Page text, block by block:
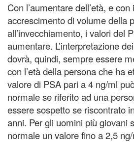
Con l’aumentare dell’età, e
accrescimento di volume della
all’invecchiamento, i valori del
aumentare. L’interpretazione
dovrà, quindi, sempre essere
con l’età della persona che ha
valore di PSA pari a 4 ng/ml
normale se riferito ad una
essere sospetto se riscontrato
anni. Per gli uomini più giovani
normale un valore fino a 2,5